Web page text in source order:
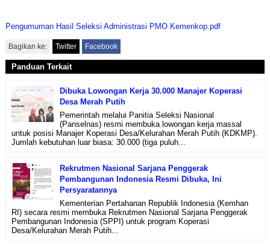
Pengumuman Hasil Seleksi Administrasi PMO Kemenkop.pdf
Bagikan ke: Twitter Facebook
Panduan Terkait
Dibuka Lowongan Kerja 30.000 Manajer Koperasi
Desa Merah Putih
Pemerintah melalui Panitia Seleksi Nasional
(Panselnas) resmi membuka lowongan kerja massal
untuk posisi Manajer Koperasi Desa/Kelurahan Merah Putih (KDKMP).
Jumlah kebutuhan luar biasa: 30.000 (tiga puluh...
Rekrutmen Nasional Sarjana Penggerak
Pembangunan Indonesia Resmi Dibuka, Ini
Persyaratannya
Kementerian Pertahanan Republik Indonesia (Kemhan
RI) secara resmi membuka Rekrutmen Nasional Sarjana Penggerak
Pembangunan Indonesia (SPPI) untuk program Koperasi
Desa/Kelurahan Merah Putih...